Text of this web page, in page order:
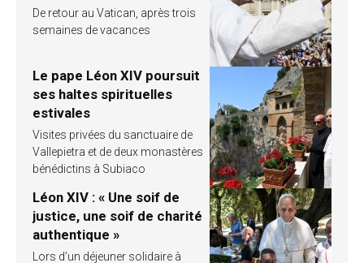
De retour au Vatican, après trois
semaines de vacances
Le pape Léon XIV poursuit
ses haltes spirituelles
estivales
Visites privées du sanctuaire de
Vallepietra et de deux monastères
bénédictins à Subiaco
Léon XIV : « Une soif de
justice, une soif de charité
authentique »
Lors d’un déjeuner solidaire à